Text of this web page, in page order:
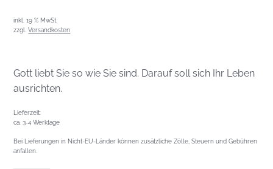
inkl. 19 % MwSt.
zzgl.Versandkosten
Gott liebt Sie so wie Sie sind. Darauf soll sich Ihr Leben
ausrichten.
Lieferzeit:
ca. 3-4 Werktage
Bei Lieferungen in Nicht-EU-Länder können zusätzliche Zölle, Steuern und Gebühren
anfallen.